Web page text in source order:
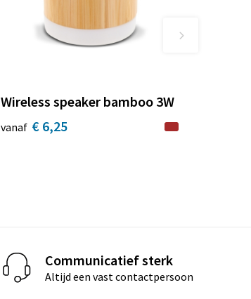
Wireless speaker bamboo 3W
vanaf € 6,25
Communicatief sterk
Altijd een vast contactpersoon